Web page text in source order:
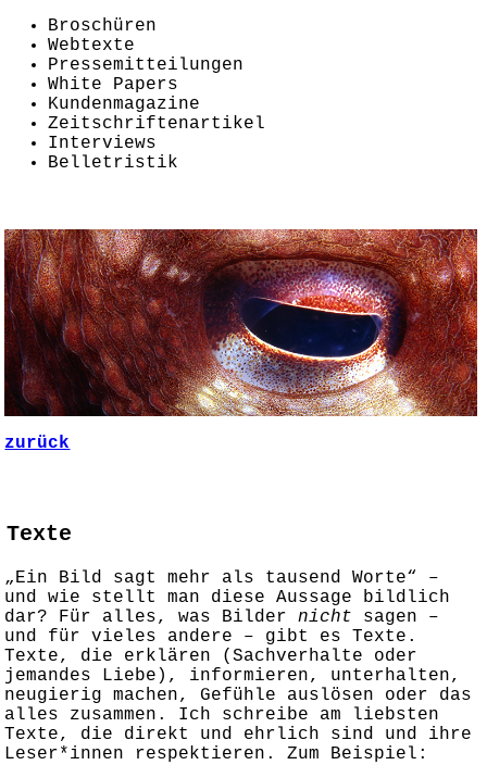
Broschüren
Webtexte
Pressemitteilungen
White Papers
Kundenmagazine
Zeitschriftenartikel
Interviews
Belletristik
zurück
Texte
„Ein Bild sagt mehr als tausend Worte“ –
und wie stellt man diese Aussage bildlich
dar? Für alles, was Bildernicht sagen –
und für vieles andere – gibt es Texte.
Texte, die erklären (Sachverhalte oder
jemandes Liebe), informieren, unterhalten,
neugierig machen, Gefühle auslösen oder das
alles zusammen. Ich schreibe am liebsten
Texte, die direkt und ehrlich sind und ihre
Leser*innen respektieren. Zum Beispiel: